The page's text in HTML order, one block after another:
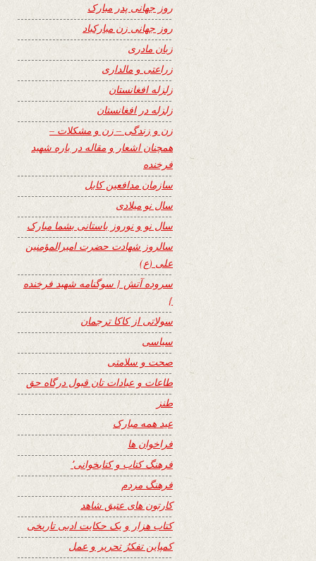
روز جهانی پدر مبارک
روز جهانی زن مبارکباد
زبان مادری
زراعتی و مالداری
زلزله افغانستان
زلزله در افغانستان
زن و زندگی – زن و مشکلات –
همچنان اشعار و مقاله در باره شهید
فرخنده
سازمان مدافعین کابل
سال نو میلادی
سال نو و نوروز باستانی بشما مبارک
سالروز شهادت حضرت امیرالمؤمنین
علی (ع)
سروده آتش { سوگنامه شهید فرخنده
}
سولاتی از کاکا ترجمان
سیاسی
صحت و سلامتی
طاعات و عبادات تان قبول درگاه حق
طنز
عید همه مبارک
فراخوان ها
فرهنگ کتاب و کتابخوانی٬
فرهنگ مردم
کارتون های عتیق شاهد
کتاب هزار و یک حکایت ادبی تاریخی
کمپاین تفکرُ تحریر و عمل